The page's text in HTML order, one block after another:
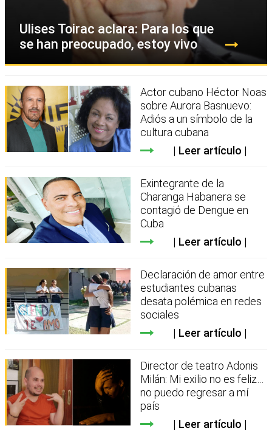
Ulises Toirac aclara: Para los que
se han preocupado, estoy vivo
Actor cubano Héctor Noas
sobre Aurora Basnuevo:
Adiós a un símbolo de la
cultura cubana
Leer artículo
Exintegrante de la
Charanga Habanera se
contagió de Dengue en
Cuba
Leer artículo
Declaración de amor entre
estudiantes cubanas
desata polémica en redes
sociales
Leer artículo
Director de teatro Adonis
Milán: Mi exilio no es feliz…
no puedo regresar a mí
país
Leer artículo